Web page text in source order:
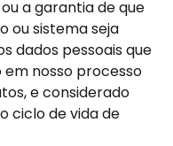
a garantia de que
ou sistema seja
dados pessoais que
nosso processo
e considerado
ciclo de vida de